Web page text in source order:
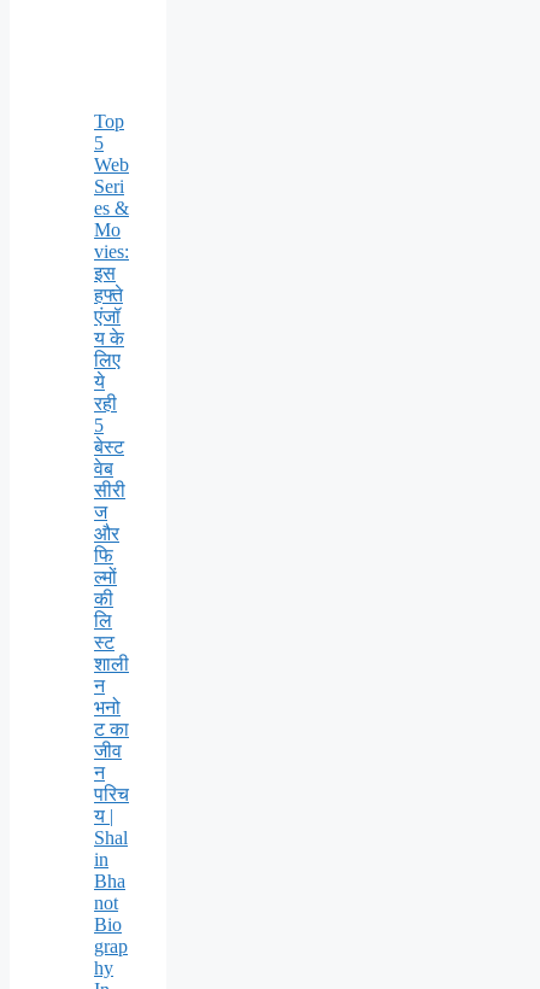
Top
5
Web
Seri
es &
Mo
vies:
इस
हफ्ते
एंजॉ
य के
लिए
ये
रही
5
बेस्ट
वेब
सीरी
ज
और
फि
ल्मों
की
लि
स्ट
शाली
न
भनो
ट का
जीव
न
परिच
य |
Shal
in
Bha
not
Bio
grap
hy